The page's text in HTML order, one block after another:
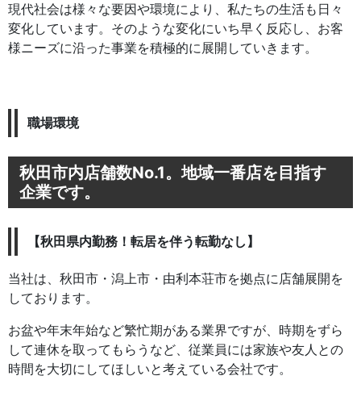
現代社会は様々な要因や環境により、私たちの生活も日々
変化しています。そのような変化にいち早く反応し、お客
様ニーズに沿った事業を積極的に展開していきます。
職場環境
秋田市内店舗数No.1。地域一番店を目指す
企業です。
【秋田県内勤務！転居を伴う転勤なし】
当社は、秋田市・潟上市・由利本荘市を拠点に店舗展開を
しております。
お盆や年末年始など繁忙期がある業界ですが、時期をずら
して連休を取ってもらうなど、従業員には家族や友人との
時間を大切にしてほしいと考えている会社です。